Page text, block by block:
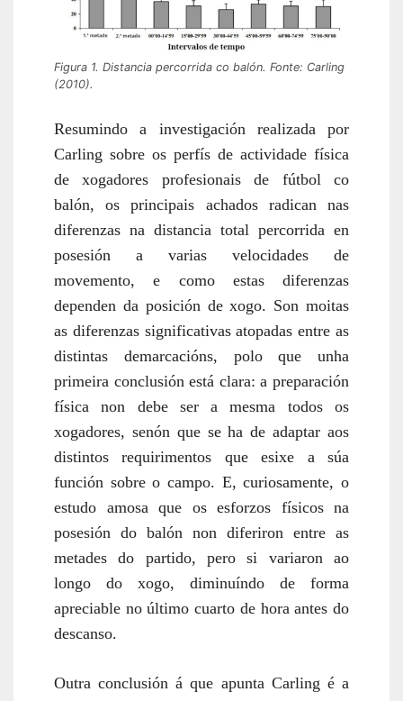
Figura 1. Distancia percorrida co balón. Fonte: Carling
(2010).
Resumindo a investigación realizada por
Carling sobre os perfís de actividade física
de xogadores profesionais de fútbol co
balón, os principais achados radican nas
diferenzas na distancia total percorrida en
posesión a varias velocidades de
movemento, e como estas diferenzas
dependen da posición de xogo. Son moitas
as diferenzas significativas atopadas entre as
distintas demarcacións, polo que unha
primeira conclusión está clara: a preparación
física non debe ser a mesma todos os
xogadores, senón que se ha de adaptar aos
distintos requirimentos que esixe a súa
función sobre o campo. E, curiosamente, o
estudo amosa que os esforzos físicos na
posesión do balón non diferiron entre as
metades do partido, pero si variaron ao
longo do xogo, diminuíndo de forma
apreciable no último cuarto de hora antes do
descanso.
Outra conclusión á que apunta Carling é a